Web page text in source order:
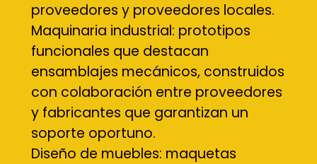
proveedores y proveedores locales.
Maquinaria industrial: prototipos
funcionales que destacan
ensamblajes mecánicos, construidos
con colaboración entre proveedores
y fabricantes que garantizan un
soporte oportuno.
Diseño de muebles: maquetas